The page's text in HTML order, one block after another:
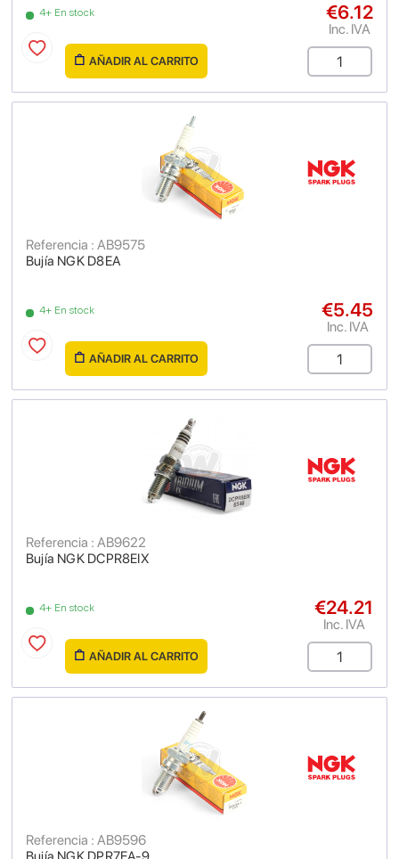
4+ En stock €6.12
Inc. IVA
AÑADIR AL CARRITO
Bujía NGK D8EA
Referencia : AB9575
4+ En stock €5.45
Inc. IVA
AÑADIR AL CARRITO
Bujía NGK DCPR8EIX
Referencia : AB9622
4+ En stock €24.21
Inc. IVA
AÑADIR AL CARRITO
Referencia : AB9596